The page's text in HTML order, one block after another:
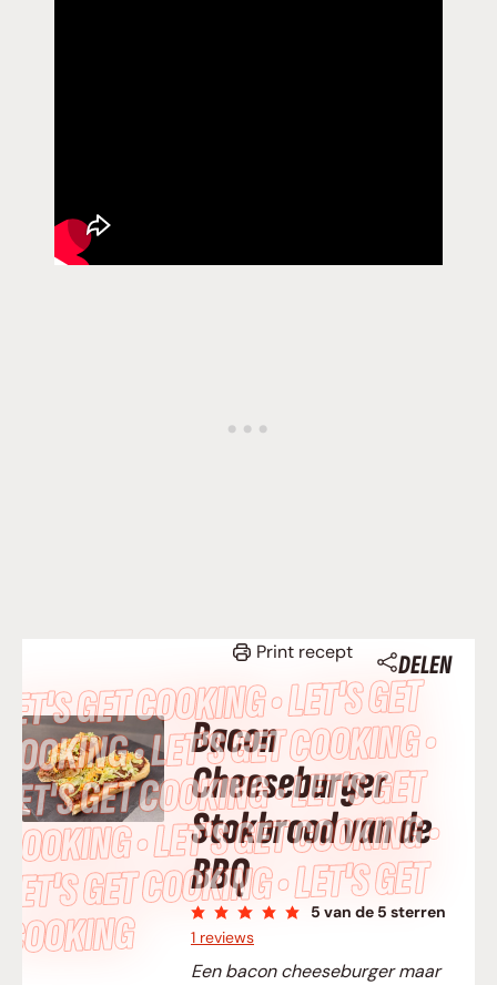
GET COOKING • LET’S GET
• LET’S GET COOKING •
GET COOKING • LET’S GET
COOKING • LET’S GET COOKING •
LET’S GET COOKING • LET’S GET
COOKING
Print recept DELEN
Bacon
Cheeseburger
Stokbrood van de
BBQ
5 van de 5 sterren
1 reviews
Een bacon cheeseburger maar